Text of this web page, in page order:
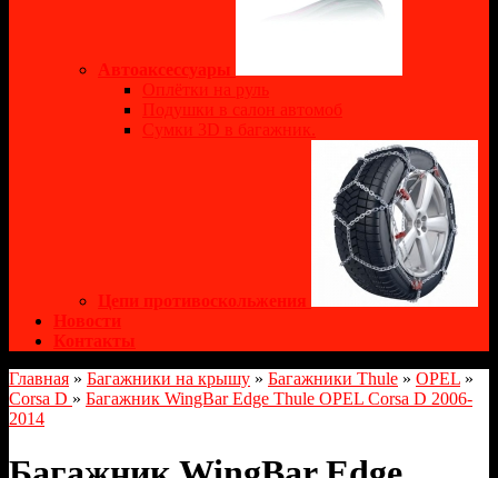
Автоаксессуары
Оплётки на руль
Подушки в салон автомоб
Сумки 3D в багажник.
Цепи противоскольжения
Новости
Контакты
Главная » Багажники на крышу » Багажники Thule » OPEL »
Corsa D » Багажник WingBar Edge Thule OPEL Corsa D 2006-
2014